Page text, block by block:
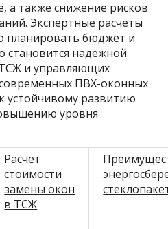
а также снижение рисков
Экспертные расчеты
планировать бюджет и
становится надежной
и управляющих
ПВХ-оконных
устойчивому развитию
уровня
Расчет
стоимости
замены окон
в ТСЖ